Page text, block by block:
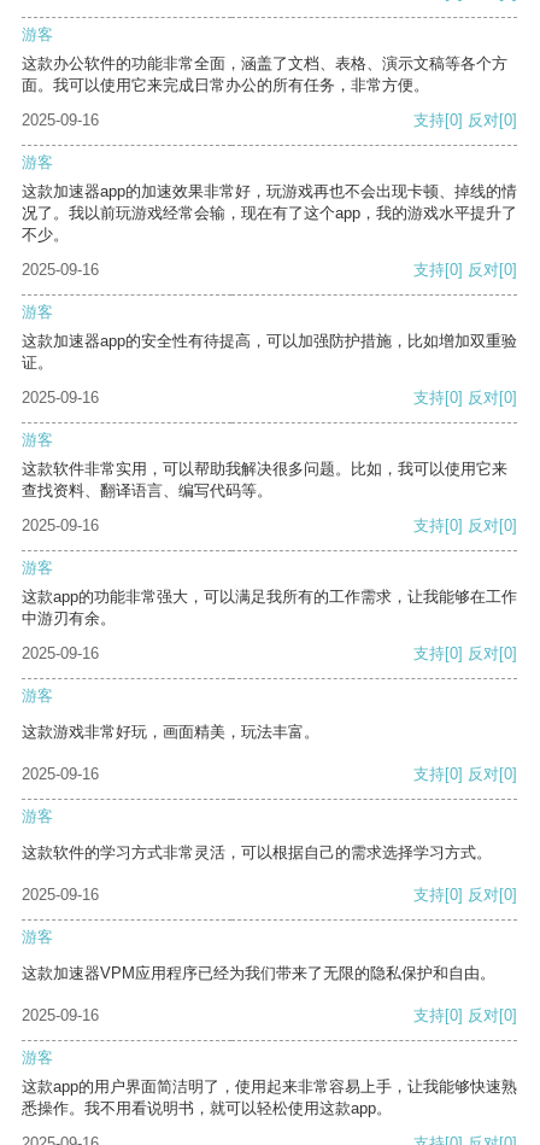
游客
这款办公软件的功能非常全面，涵盖了文档、表格、演示文稿等各个方
面。我可以使用它来完成日常办公的所有任务，非常方便。
2025-09-16
支持[0] 反对[0]
游客
这款加速器app的加速效果非常好，玩游戏再也不会出现卡顿、掉线的情
况了。我以前玩游戏经常会输，现在有了这个app，我的游戏水平提升了
不少。
2025-09-16
支持[0] 反对[0]
游客
这款加速器app的安全性有待提高，可以加强防护措施，比如增加双重验
证。
2025-09-16
支持[0] 反对[0]
游客
这款软件非常实用，可以帮助我解决很多问题。比如，我可以使用它来
查找资料、翻译语言、编写代码等。
2025-09-16
支持[0] 反对[0]
游客
这款app的功能非常强大，可以满足我所有的工作需求，让我能够在工作
中游刃有余。
2025-09-16
支持[0] 反对[0]
游客
这款游戏非常好玩，画面精美，玩法丰富。
2025-09-16 支持[0] 反对[0]
游客
这款软件的学习方式非常灵活，可以根据自己的需求选择学习方式。
2025-09-16 支持[0] 反对[0]
游客
这款加速器VPM应用程序已经为我们带来了无限的隐私保护和自由。
2025-09-16 支持[0] 反对[0]
游客
这款app的用户界面简洁明了，使用起来非常容易上手，让我能够快速熟
悉操作。我不用看说明书，就可以轻松使用这款app。